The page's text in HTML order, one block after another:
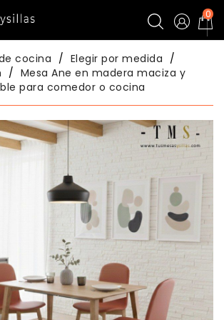
0
cocina
Elegir por medida
Mesa Ane en madera maciza y
para comedor o cocina